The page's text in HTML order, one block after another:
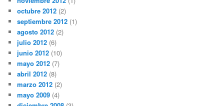
octubre 2012 (2)
septiembre 2012 (1)
agosto 2012 (2)
julio 2012 (6)
junio 2012 (10)
mayo 2012 (7)
abril 2012 (8)
marzo 2012 (2)
mayo 2009 (4)